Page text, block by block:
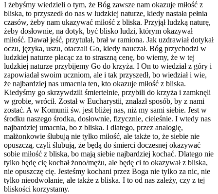
I żebyśmy wiedzieli o tym, że Bóg zawsze nam okazuje miłość z
bliska, to przyszedł do nas w ludzkiej naturze, kiedy nastała pełnia
czasów, żeby nam ukazywać miłość z bliska. Przyjął ludzką naturę,
żeby dosłownie, na dotyk, być blisko ludzi, którym okazywał
miłość. Dawał jeść, przytulał, brał w ramiona. Jak uzdrawiał dotykał
oczu, języka, uszu, otaczali Go, kiedy nauczał. Bóg przychodzi w
ludzkiej naturze płacąc za to straszną cenę, bo wiemy, że w tej
ludzkiej naturze przybijemy Go do krzyża. I On to wiedział z góry i
zapowiadał swoim uczniom, ale i tak przyszedł, bo wiedział i wie,
że najbardziej nas umacnia ten, kto okazuje miłość z bliska.
Kiedyśmy go skrzywdzili śmiertelnie, przybili do krzyża i zamknęli
w grobie, wrócił. Został w Eucharystii, znalazł sposób, by z nami
zostać. A w Komunii św. jest bliżej nas, niż my sami siebie. Jest w
środku naszego środka, dosłownie, fizycznie, cieleśnie. I wtedy nas
najbardziej umacnia, bo z bliska. I dlatego, przez analogię,
małżonkowie ślubują nie tylko miłość, ale także to, że siebie nie
opuszczą, czyli ślubują, że będą do śmierci doczesnej okazywać
sobie miłość z bliska, bo mają siebie najbardziej kochać. Dlatego nie
tylko będę cię kochał żono/mężu, ale będę ci to okazywał z bliska,
nie opuszczę cię. Jesteśmy kochani przez Boga nie tylko za nic, nie
tylko nieodwołanie, ale także z bliska. I to od nas zależy, czy z tej
bliskości korzystamy.